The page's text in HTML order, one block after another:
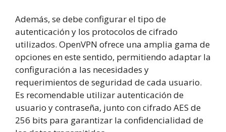
Además, se debe configurar el tipo de
autenticación y los protocolos de cifrado
utilizados. OpenVPN ofrece una amplia gama de
opciones en este sentido, permitiendo adaptar la
configuración a las necesidades y
requerimientos de seguridad de cada usuario.
Es recomendable utilizar autenticación de
usuario y contraseña, junto con cifrado AES de
256 bits para garantizar la confidencialidad de